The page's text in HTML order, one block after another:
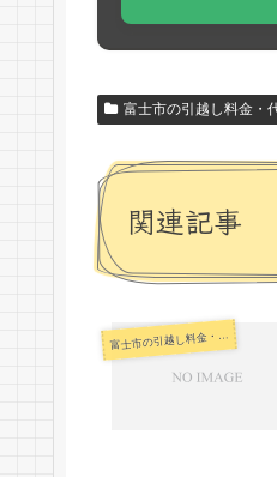
富士市の引越し料金・
関連記事
富 士市の引越し料金・代金相場・見積り情報